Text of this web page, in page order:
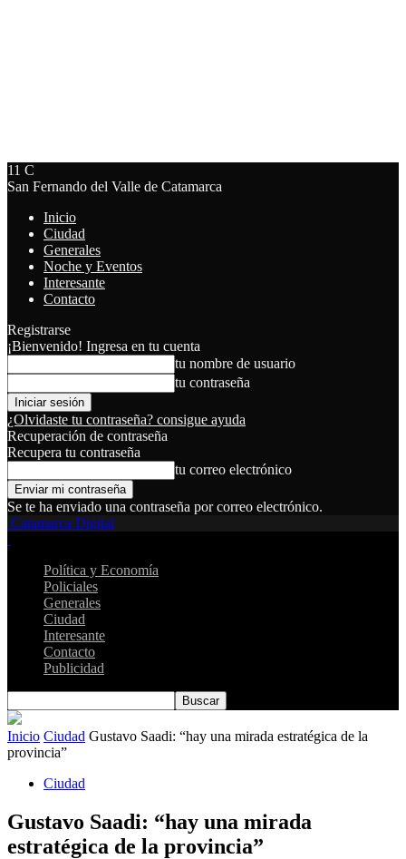
11 C
San Fernando del Valle de Catamarca
Inicio
Ciudad
Generales
Noche y Eventos
Interesante
Contacto
Registrarse
¡Bienvenido! Ingresa en tu cuenta
tu nombre de usuario
tu contraseña
¿Olvidaste tu contraseña? consigue ayuda
Recuperación de contraseña
Recupera tu contraseña
tu correo electrónico
Se te ha enviado una contraseña por correo electrónico.
Catamarca Digital
Política y Economía
Policiales
Generales
Ciudad
Interesante
Contacto
Publicidad
Inicio Ciudad Gustavo Saadi: “hay una mirada estratégica de la
provincia”
Ciudad
Gustavo Saadi: “hay una mirada
estratégica de la provincia”